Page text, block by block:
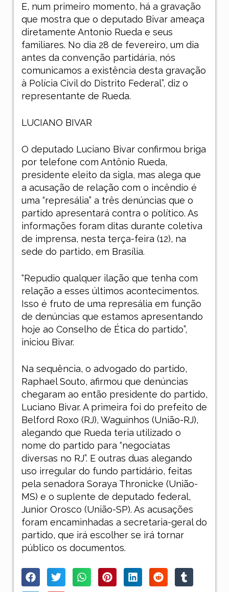
E, num primeiro momento, há a gravação
que mostra que o deputado Bivar ameaça
diretamente Antonio Rueda e seus
familiares. No dia 28 de fevereiro, um dia
antes da convenção partidária, nós
comunicamos a existência desta gravação
à Polícia Civil do Distrito Federal”, diz o
representante de Rueda.
LUCIANO BIVAR
O deputado Luciano Bivar confirmou briga
por telefone com Antônio Rueda,
presidente eleito da sigla, mas alega que
a acusação de relação com o incêndio é
uma “represália” a três denúncias que o
partido apresentará contra o político. As
informações foram ditas durante coletiva
de imprensa, nesta terça-feira (12), na
sede do partido, em Brasília.
“Repudio qualquer ilação que tenha com
relação a esses últimos acontecimentos.
Isso é fruto de uma represália em função
de denúncias que estamos apresentando
hoje ao Conselho de Ética do partido”,
iniciou Bivar.
Na sequência, o advogado do partido,
Raphael Souto, afirmou que denúncias
chegaram ao então presidente do partido,
Luciano Bivar. A primeira foi do prefeito de
Belford Roxo (RJ), Waguinhos (União-RJ),
alegando que Rueda teria utilizado o
nome do partido para “negociatas
diversas no RJ”. E outras duas alegando
uso irregular do fundo partidário, feitas
pela senadora Soraya Thronicke (União-
MS) e o suplente de deputado federal,
Junior Orosco (União-SP). As acusações
foram encaminhadas a secretaria-geral do
partido, que irá escolher se irá tornar
público os documentos.